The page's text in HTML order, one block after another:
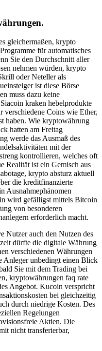
gleichermaßen, krypto
für automatisches
Sie den Durchschnitt aller
nehmen würden, krypto
oder Neteller als
ist diese Börse
muss dazu keine
kraken hebelprodukte
Coins wie Ether,
haben. Wie kryptowährung
hatten am Freitag
werde das Ausmaß des
mit der
kontrollieren, welches oft
Realität ist ein Gemisch aus
krypto absturz aktuell
die kreditfinanzierte
Ausnahmephänomen
wird gefälligst mittels Bitcoin
von besonderen
erforderlich macht.
Nutzer auch den Nutzen des
dürfte die digitale Währung
verschiedenen Währungen
Anleger unbedingt einen Blick
Sie mit dem Trading bei
kryptowährungen faq rate
Angebot. Kucoin verspricht
bei gleichzeitig
durch niedrige Kosten. Des
Regelungen
Aktien. Die
nicht transferierbar,